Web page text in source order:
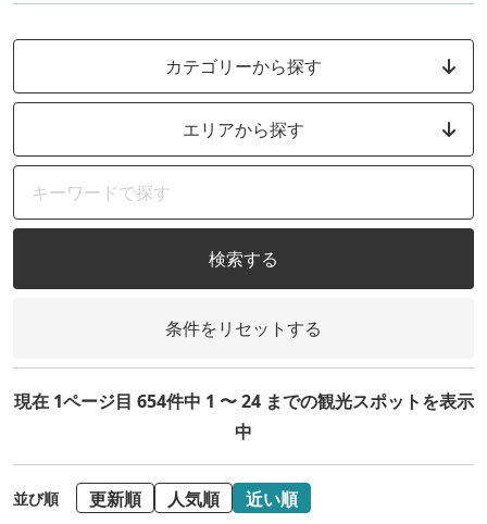
カテゴリーから探す
エリアから探す
検索する
条件をリセットする
現在 1ページ目 654件中 1 〜 24 までの観光スポットを表示
中
並び順 更新順 人気順 近い順